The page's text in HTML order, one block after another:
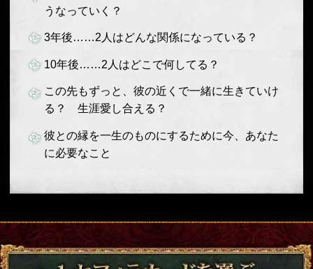
うなっていく？
3年後……2人はどんな関係になっている？
10年後……2人はどこで何してる？
この先もずっと、彼の近くで一緒に生きていけ
る？ 生涯愛し合える？
彼との縁を一生のものにするために今、あなた
に必要なこと